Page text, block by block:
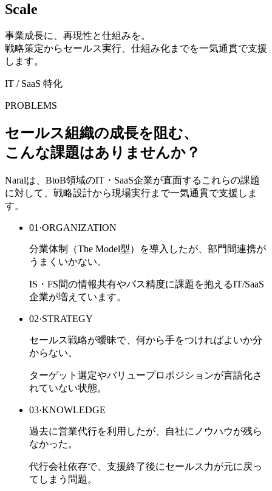
Scale
事業成長に、再現性と仕組みを。
戦略策定からセールス実行、仕組み化までを一気通貫で支援
します。
IT / SaaS 特化
PROBLEMS
セールス組織の成長を阻む、
こんな課題はありませんか？
Naralは、BtoB領域のIT・SaaS企業が直面するこれらの課題
に対して、戦略設計から現場実行まで一気通貫で支援しま
す。
01 ·ORGANIZATION
分業体制（The Model型）を導入したが、部門間連携が
うまくいかない。
IS・FS間の情報共有やパス精度に課題を抱えるIT/SaaS
企業が増えています。
02·STRATEGY
セールス戦略が曖昧で、何から手をつければよいか分
からない。
ターゲット選定やバリュープロポジションが言語化さ
れていない状態。
03·KNOWLEDGE
過去に営業代行を利用したが、自社にノウハウが残ら
なかった。
代行会社依存で、支援終了後にセールス力が元に戻っ
てしまう問題。